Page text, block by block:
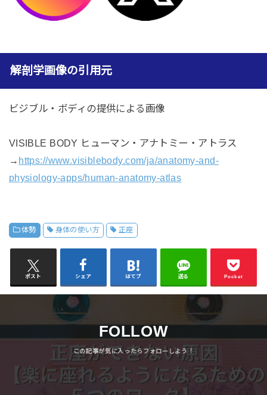
解剖学画像の引用元
ビジブル・ボディの提供による画像
VISIBLE BODY ヒューマン・アナトミー・アトラス
→ https://www.visiblebody.com/ja/anatomy-and-
physiology-apps/human-anatomy-atlas
体勢 身体の使い方 正座
ポスト シェア はてブ 送る Pocket
FOLLOW